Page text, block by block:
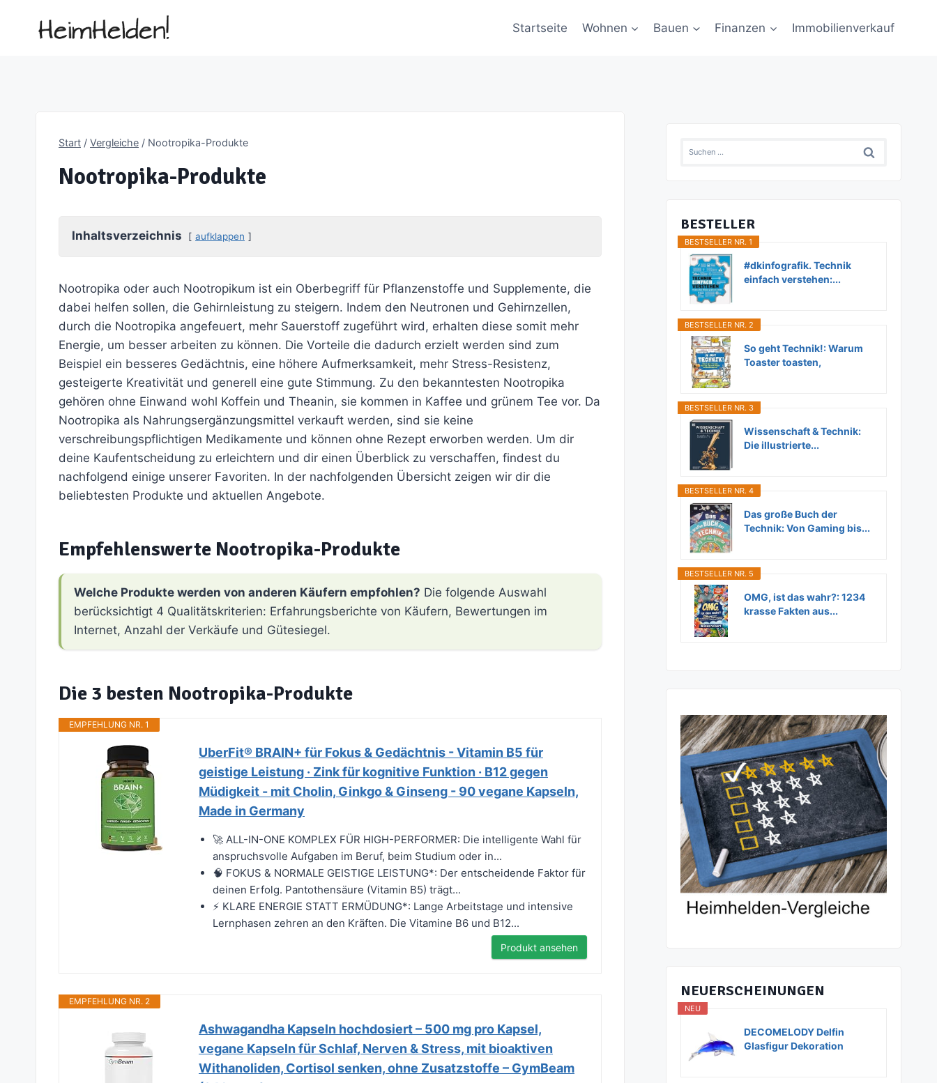
Startseite Wohnen Bauen Finanzen Immobilienverkauf
Start / Vergleiche / Nootropika-Produkte
Nootropika-Produkte
Inhaltsverzeichnis aufklappen
Nootropika oder auch Nootropikum ist ein Oberbegriff für Pflanzenstoffe und Supplemente, die
dabei helfen sollen, die Gehirnleistung zu steigern. Indem den Neutronen und Gehirnzellen,
durch die Nootropika angefeuert, mehr Sauerstoff zugeführt wird, erhalten diese somit mehr
Energie, um besser arbeiten zu können. Die Vorteile die dadurch erzielt werden sind zum
Beispiel ein besseres Gedächtnis, eine höhere Aufmerksamkeit, mehr Stress-Resistenz,
gesteigerte Kreativität und generell eine gute Stimmung. Zu den bekanntesten Nootropika
gehören ohne Einwand wohl Koffein und Theanin, sie kommen in Kaffee und grünem Tee vor. Da
Nootropika als Nahrungsergänzungsmittel verkauft werden, sind sie keine
verschreibungspflichtigen Medikamente und können ohne Rezept erworben werden. Um dir
deine Kaufentscheidung zu erleichtern und dir einen Überblick zu verschaffen, findest du
nachfolgend einige unserer Favoriten. In der nachfolgenden Übersicht zeigen wir dir die
beliebtesten Produkte und aktuellen Angebote.
Empfehlenswerte Nootropika-Produkte
Welche Produkte werden von anderen Käufern empfohlen? Die folgende Auswahl
berücksichtigt 4 Qualitätskriterien: Erfahrungsberichte von Käufern, Bewertungen im
Internet, Anzahl der Verkäufe und Gütesiegel.
Die 3 besten Nootropika-Produkte
EMPFEHLUNG NR. 1
UberFit® BRAIN+ für Fokus & Gedächtnis - Vitamin B5 für
geistige Leistung · Zink für kognitive Funktion · B12 gegen
Müdigkeit - mit Cholin, Ginkgo & Ginseng - 90 vegane Kapseln,
Made in Germany
🚀 ALL-IN-ONE KOMPLEX FÜR HIGH-PERFORMER: Die intelligente Wahl für
anspruchsvolle Aufgaben im Beruf, beim Studium oder in...
🧠 FOKUS & NORMALE GEISTIGE LEISTUNG*: Der entscheidende Faktor für
deinen Erfolg. Pantothensäure (Vitamin B5) trägt...
⚡ KLARE ENERGIE STATT ERMÜDUNG*: Lange Arbeitstage und intensive
Lernphasen zehren an den Kräften. Die Vitamine B6 und B12...
Produkt ansehen
EMPFEHLUNG NR. 2
Ashwagandha Kapseln hochdosiert – 500 mg pro Kapsel,
vegane Kapseln für Schlaf, Nerven & Stress, mit bioaktiven
Withanoliden, Cortisol senken, ohne Zusatzstoffe – GymBeam
Suchen
BESTELLER
BESTSELLER NR. 1
#dkinfografik. Technik
einfach verstehen:...
BESTSELLER NR. 2
So geht Technik!: Warum
Toaster toasten,
BESTSELLER NR. 3
Wissenschaft & Technik:
Die illustrierte...
BESTSELLER NR. 4
Das große Buch der
Technik: Von Gaming bis...
BESTSELLER NR. 5
OMG, ist das wahr?: 1234
krasse Fakten aus...
NEUERSCHEINUNGEN
NEU
DECOMELODY Delfin
Glasfigur Dekoration